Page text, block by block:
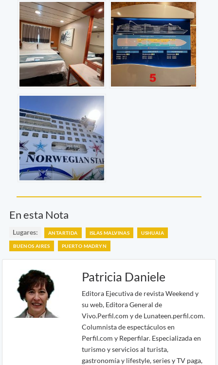
En esta Nota
Lugares: ANTARTIDA ISLAS MALVINAS USHUAIA
BUENOS AIRES PUERTO MADRYN
Patricia Daniele
Editora Ejecutiva de revista Weekend y
su web, Editora General de
Vivo.Perfil.com y de Lunateen.perfil.com.
Columnista de espectáculos en
Perfil.com y Reperfilar. Especializada en
turismo y servicios al turista,
gastronomía y lifestyle, series y TV paga,